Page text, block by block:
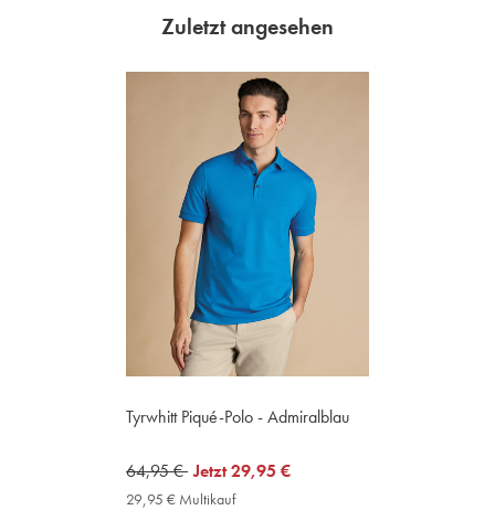
Zuletzt angesehen
Tyrwhitt Piqué-Polo - Admiralblau
was
64,95
64,95 € now
29,95
Jetzt29,95 €
29,95 € Multikauf29,95